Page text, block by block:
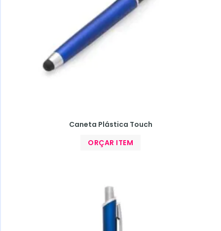
Caneta Plástica Touch
ORÇAR ITEM